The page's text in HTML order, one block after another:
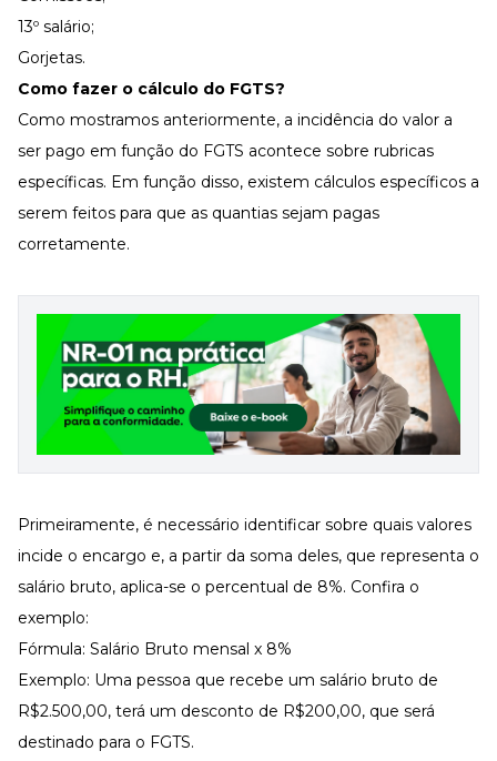
13º salário;
Gorjetas.
Como fazer o cálculo do FGTS?
Como mostramos anteriormente, a incidência do valor a
ser pago em função do FGTS acontece sobre rubricas
específicas. Em função disso, existem cálculos específicos a
serem feitos para que as quantias sejam pagas
corretamente.
Primeiramente, é necessário identificar sobre quais valores
incide o encargo e, a partir da soma deles, que representa o
salário bruto, aplica-se o percentual de 8%. Confira o
exemplo:
Fórmula: Salário Bruto mensal x 8%
Exemplo: Uma pessoa que recebe um salário bruto de
R$2.500,00, terá um desconto de R$200,00, que será
destinado para o FGTS.